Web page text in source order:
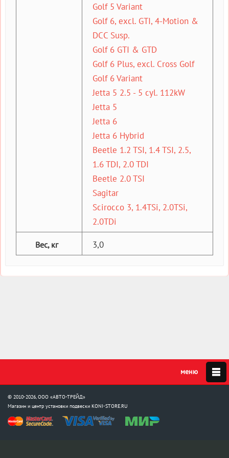
Golf 5 Variant
Golf 6, excl. GTI, 4-Motion &
DCC Susp.
Golf 6 GTI & GTD
Golf 6 Plus, excl. Cross Golf
Golf 6 Variant
Jetta 5 2.5 - 5 cyl. 112kW
Jetta 5
Jetta 6
Jetta 6 Hybrid
Beetle 1.2 TSI, 1.4 TSI, 2.5,
1.6 TDI, 2.0 TDI
Beetle 2.0 TSI
Sagitar
Scirocco 3, 1.4TSi, 2.0TSi,
2.0TDi
Вес, кг 3,0
© 2010-2026, ООО «АВТО-ТРЕЙД»
Магазин и центр установки подвески KONI-STORE.RU